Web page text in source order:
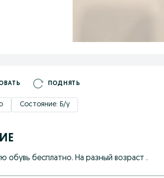
ПОДНЯТЬ
Состояние: Б/у
обувь бесплатно. На разный возраст .